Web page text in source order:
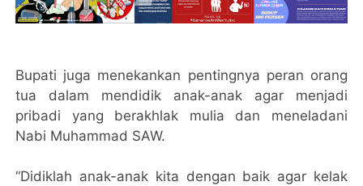
Bupati juga menekankan pentingnya peran orang
tua dalam mendidik anak-anak agar menjadi
pribadi yang berakhlak mulia dan meneladani
Nabi Muhammad SAW.
“Didiklah anak-anak kita dengan baik agar kelak